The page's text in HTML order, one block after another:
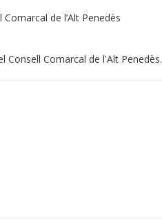
de l’Alt Penedès
Consell Comarcal de l'Alt Penedès.